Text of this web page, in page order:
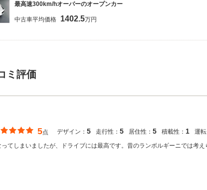
最高速300km/hオーバーのオープンカー
中古車平均価格 1402.5万円
ミ評価
5点 デザイン： 5 走行性： 5 居住性： 5 積載性： 1 運転
てしまいましたが、ドライブには最高です。昔のランボルギーニでは